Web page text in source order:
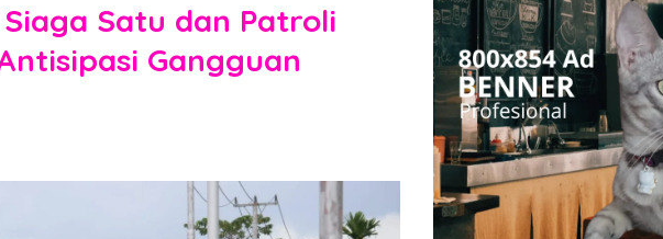
Satu dan Patroli
Gangguan